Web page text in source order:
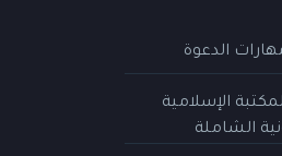
الدعوة
الإسلامية
الشاملة